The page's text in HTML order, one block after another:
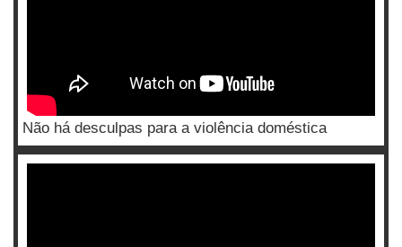
Não há desculpas para a violência doméstica